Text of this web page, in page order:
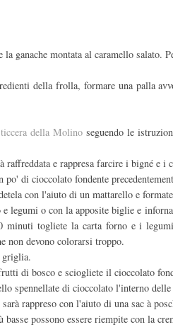
la ganache montata al caramello salato.
della frolla, formare una palla
della Molinoseguendo le
raffreddata e rappresa farcire i bigné e i
po' di cioccolato fondente
con l'aiuto di un mattarello e
legumi o con la apposite biglie e
minuti togliete la carta forno e i
non devono colorarsi troppo.
griglia.
di bosco e sciogliete il cioccolato
spennellate di cioccolato l'interno
rappreso con l'aiuto di una sac à
possono essere riempite con la